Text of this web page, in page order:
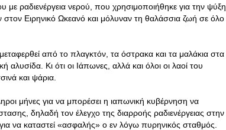
με ραδιενέργεια νερού, που χρησιμοποιήθηκε για την ψύξη
Ειρηνικό Ωκεανό και μόλυναν τη θαλάσσια ζωή σε όλο
από το πλαγκτόν, τα όστρακα και τα μαλάκια στα
Κι ότι οι Ιάπωνες, αλλά και όλοι οι λαοί του
και ψάρια.
μήνες για να μπορέσει η ιαπωνική κυβέρνηση να
δηλαδή τον έλεγχο της διαρροής ραδιενέργειας στην
να καταστεί «ασφαλής» ο εν λόγω πυρηνικός σταθμός.